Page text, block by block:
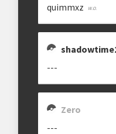
Etapa única
Maiores detalhes
quimmxz
---
Zero
---